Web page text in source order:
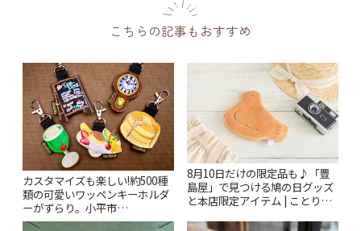
こちらの記事もおすすめ
カスタマイズも楽しい!約500種
類の可愛いワッペンキーホルダ
ーがずらり。小平市
「Kimamaya T&K」 | ことりっ
8月10日だけの限定品も♪「豊
島屋」で見つける鳩の日グッズ
と本店限定アイテム | ことりっ